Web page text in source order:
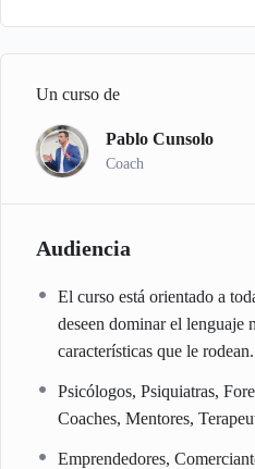
Un curso de
Pablo Cunsolo
Coach
Audiencia
El curso está orientado a
deseen dominar el lenguaje
características que le rodean.
Psicólogos, Psiquiatras,
Coaches, Mentores,
Emprendedores,